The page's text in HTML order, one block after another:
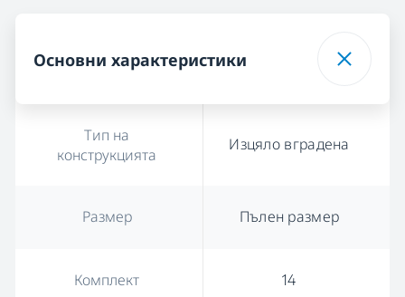
Основни характеристики
Тип на
конструкцията
Изцяло вградена
Размер Пълен размер
Комплект 14